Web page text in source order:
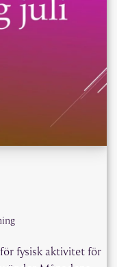
fysisk aktivitet för